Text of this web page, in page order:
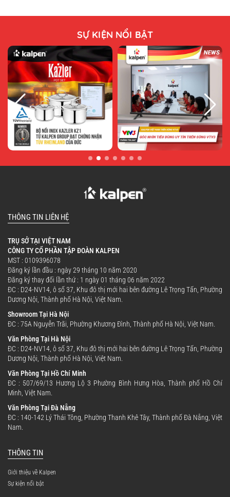
SỰ KIỆN NỔI BẬT
THÔNG TIN LIÊN HỆ
TRỤ SỞ TẠI VIỆT NAM
CÔNG TY CỔ PHẦN TẬP ĐOÀN KALPEN
MST : 0109396078
Đăng ký lần đầu : ngày 29 tháng 10 năm 2020
Đăng ký thay đổi lần thứ : 1 ngày 01 tháng 06 năm 2022
ĐC : D24-NV14, ô số 37, Khu đô thị mới hai bên đường Lê Trọng Tấn, Phường
Dương Nội, Thành phố Hà Nội, Việt Nam.
Showroom Tại Hà Nội
ĐC : 75A Nguyễn Trãi, Phường Khương Đình, Thành phố Hà Nội, Việt Nam.
Văn Phòng Tại Hà Nội
ĐC : D24-NV14, ô số 37, Khu đô thị mới hai bên đường Lê Trọng Tấn, Phường
Dương Nội, Thành phố Hà Nội, Việt Nam.
Văn Phòng Tại Hồ Chí Minh
ĐC : 507/69/13 Hương Lộ 3 Phường Bình Hưng Hòa, Thành phố Hồ Chí
Minh, Việt Nam.
Văn Phòng Tại Đà Nẵng
ĐC : 140-142 Lý Thái Tông, Phường Thanh Khê Tây, Thành phố Đà Nẵng, Việt
Nam.
THÔNG TIN
Giới thiệu về Kalpen
Sự kiện nổi bật